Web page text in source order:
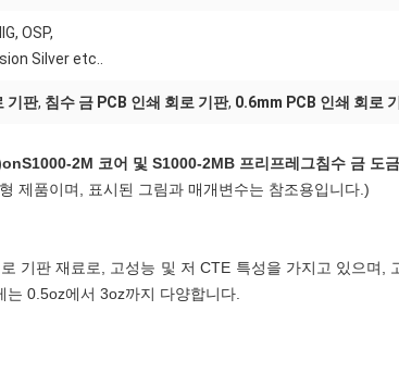
OSP,
Silver etc..
기판, 침수 금 PCB 인쇄 회로 기판, 0.6mm PCB 인쇄 회로
onS1000-2M 코어 및 S1000-2MB 프리프레그침수 금 도금
제품이며, 표시된 그림과 매개변수는 참조용입니다.)
기판 재료로, 고성능 및 저 CTE 특성을 가지고 있으며,
0.5oz에서 3oz까지 다양합니다.